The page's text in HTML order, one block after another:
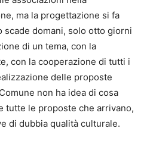
ma la progettazione si fa
domani, solo otto giorni
di un tema, con la
con la cooperazione di tutti i
delle proposte
non ha idea di cosa
tutte le proposte che arrivano,
di dubbia qualità culturale.